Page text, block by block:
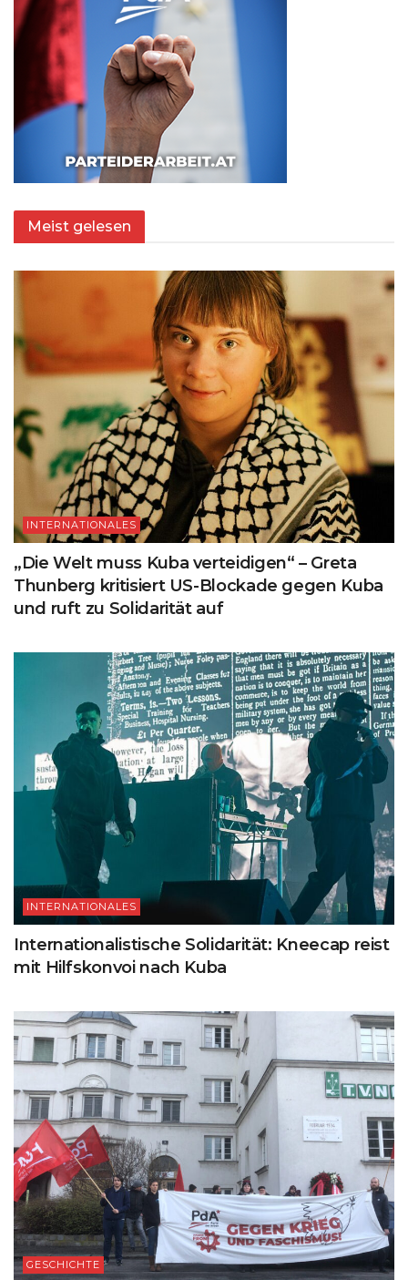
Meist gelesen
INTERNATIONALES
„Die Welt muss Kuba verteidigen“ – Greta
Thunberg kritisiert US-Blockade gegen Kuba
und ruft zu Solidarität auf
INTERNATIONALES
Internationalistische Solidarität: Kneecap reist
mit Hilfskonvoi nach Kuba
GESCHICHTE